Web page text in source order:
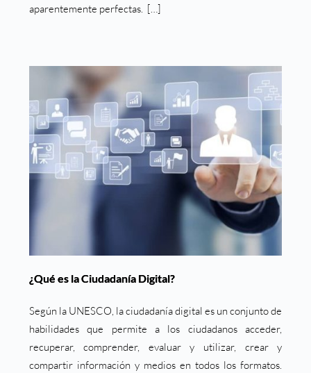
aparentemente perfectas. […]
¿Qué es la Ciudadanía Digital?
Según la UNESCO, la ciudadanía digital es un conjunto de
habilidades que permite a los ciudadanos acceder,
recuperar, comprender, evaluar y utilizar, crear y
compartir información y medios en todos los formatos.